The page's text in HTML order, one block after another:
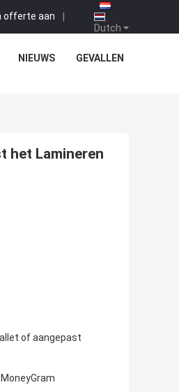
Dutch
offerte aan |
NIEUWS GEVALLEN
het Lamineren
of aangepast